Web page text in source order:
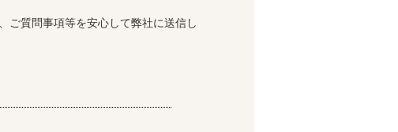
ご質問事項等を安心して弊社に送信し